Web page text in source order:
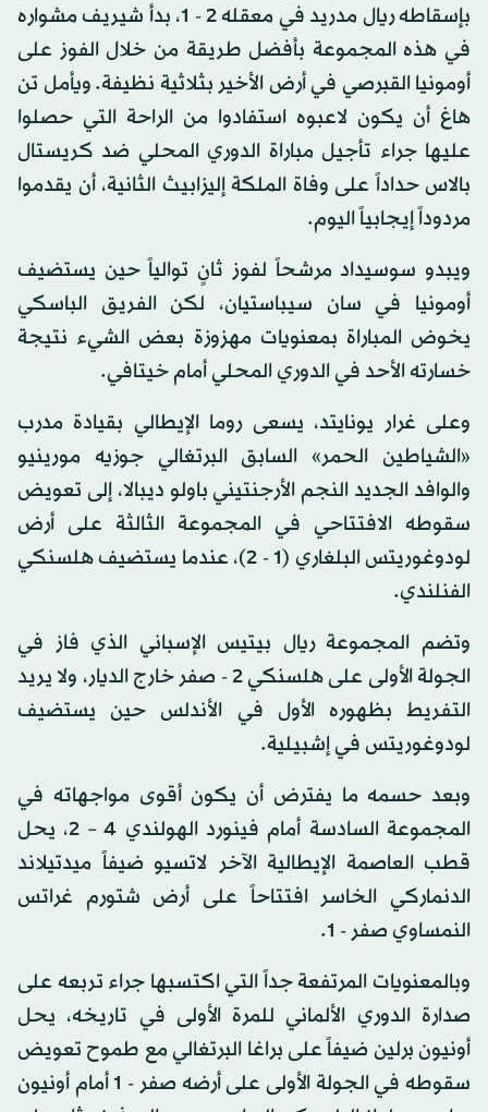
بإسقاطه ريال مدريد في معقله 2 - 1، بدأ شيريف مشواره
في هذه المجموعة بأفضل طريقة من خلال الفوز على
أومونيا القبرصي في أرض الأخير بثلاثية نظيفة. ويأمل تن
هاغ أن يكون لاعبوه استفادوا من الراحة التي حصلوا
عليها جراء تأجيل مباراة الدوري المحلي ضد كريستال
بالاس حداداً على وفاة الملكة إليزابيث الثانية، أن يقدموا
مردوداً إيجابياً اليوم.
ويبدو سوسيداد مرشحاً لفوز ثانٍ توالياً حين يستضيف
أومونيا في سان سيباستيان، لكن الفريق الباسكي
يخوض المباراة بمعنويات مهزوزة بعض الشيء نتيجة
خسارته الأحد في الدوري المحلي أمام خيتافي.
وعلى غرار يونايتد، يسعى روما الإيطالي بقيادة مدرب
«الشياطين الحمر» السابق البرتغالي جوزيه مورينيو
والوافد الجديد النجم الأرجنتيني باولو ديبالا، إلى تعويض
سقوطه الافتتاحي في المجموعة الثالثة على أرض
لودوغوريتس البلغاري (1 - 2)، عندما يستضيف هلسنكي
الفنلندي.
وتضم المجموعة ريال بيتيس الإسباني الذي فاز في
الجولة الأولى على هلسنكي 2 - صفر خارج الديار، ولا يريد
التفريط بظهوره الأول في الأندلس حين يستضيف
لودوغوريتس في إشبيلية.
وبعد حسمه ما يفترض أن يكون أقوى مواجهاته في
المجموعة السادسة أمام فينورد الهولندي 4 – 2، يحل
قطب العاصمة الإيطالية الآخر لاتسيو ضيفاً ميدتيلاند
الدنماركي الخاسر افتتاحاً على أرض شتورم غراتس
النمساوي صفر - 1.
وبالمعنويات المرتفعة جداً التي اكتسبها جراء تربعه على
صدارة الدوري الألماني للمرة الأولى في تاريخه، يحل
أونيون برلين ضيفاً على براغا البرتغالي مع طموح تعويض
سقوطه في الجولة الأولى على أرضه صفر - 1 أمام أونيون